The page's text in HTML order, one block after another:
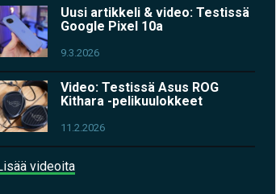
Uusi artikkeli & video: Testissä
Google Pixel 10a
9.3.2026
Video: Testissä Asus ROG
Kithara -pelikuulokkeet
11.2.2026
videoita